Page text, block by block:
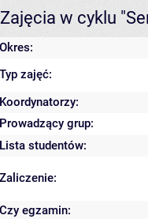
Zajęcia w cyklu
Okres:
Typ zajęć:
Koordynatorzy:
Prowadzący grup:
Lista studentów:
Zaliczenie:
Czy egzamin: